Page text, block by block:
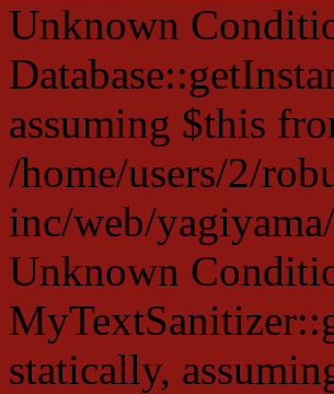
Unknown
assuming $this
/home/users/2/
inc/web/
Unknown
statically,